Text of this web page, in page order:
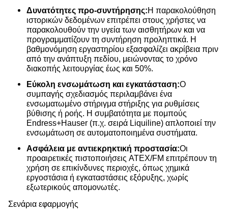
Δυνατότητες προ-συντήρησης:Η παρακολούθηση
ιστορικών δεδομένων επιτρέπει στους χρήστες να
παρακολουθούν την υγεία των αισθητήρων και να
προγραμματίζουν τη συντήρηση προληπτικά. Η
βαθμονόμηση εργαστηρίου εξασφαλίζει ακρίβεια πριν
από την ανάπτυξη πεδίου, μειώνοντας το χρόνο
διακοπής λειτουργίας έως και 50%.
Εύκολη ενσωμάτωση και εγκατάσταση:Ο
συμπαγής σχεδιασμός περιλαμβάνει ένα
ενσωματωμένο στήριγμα στήριξης για ρυθμίσεις
βύθισης ή ροής. Η συμβατότητα με πομπούς
Endress+Hauser (π.χ. σειρά Liquiline) απλοποιεί την
ενσωμάτωση σε αυτοματοποιημένα συστήματα.
Ασφάλεια με αντιεκρηκτική προστασία:Οι
προαιρετικές πιστοποιήσεις ATEX/FM επιτρέπουν τη
χρήση σε επικίνδυνες περιοχές, όπως χημικά
εργοστάσια ή εγκαταστάσεις εξόρυξης, χωρίς
εξωτερικούς απομονωτές.
Σενάρια εφαρμογής